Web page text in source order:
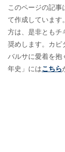
このページの記事
て作成しています
方は、是非ともチ
奨めします。カピ
バルサに愛着を抱
年史」にはこちら